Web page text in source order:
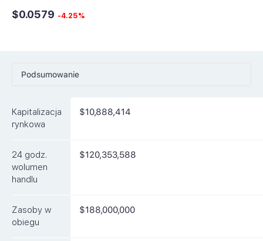
$0.0579 -4.25%
Podsumowanie
Rynki
FAQ
Kapitalizacja
rynkowa
$10,888,414
24 godz.
wolumen
handlu
$120,353,588
Zasoby w
obiegu
$188,000,000